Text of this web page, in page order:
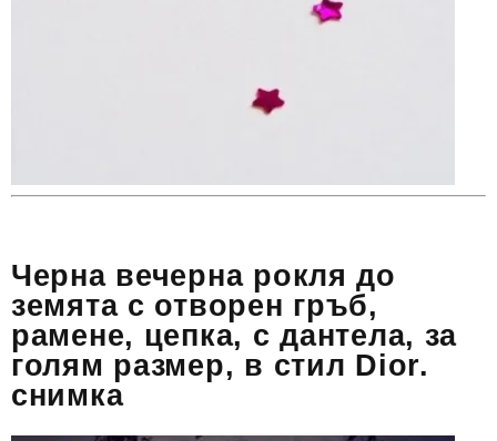
Черна вечерна рокля до
земята с отворен гръб,
рамене, цепка, с дантела, за
голям размер, в стил Dior.
снимка